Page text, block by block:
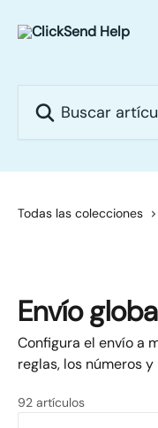
Todas las colecciones
Envío
Configura el envío a
reglas, los números
92 artículos